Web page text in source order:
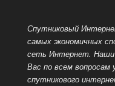
Спутниковый
самых экономичных
сеть Интернет. Наши
Вас по всем вопросам
спутникового